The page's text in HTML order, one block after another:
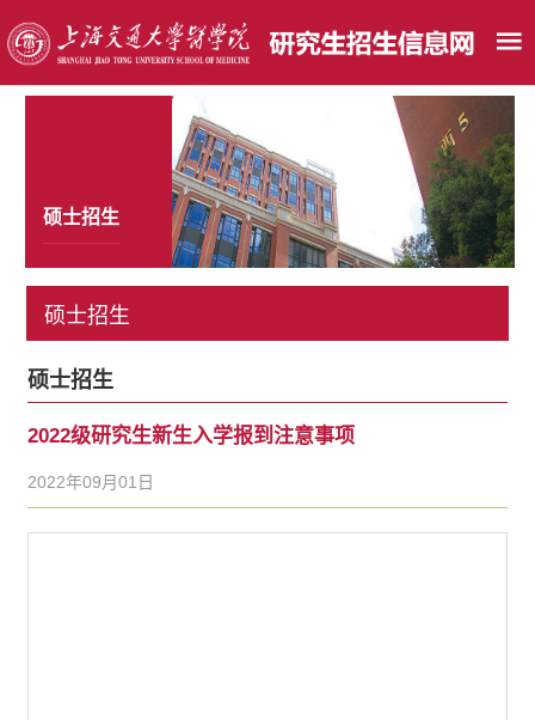
硕士招生
硕士招生
硕士招生
2022级研究生新生入学报到注意事项
2022年09月01日